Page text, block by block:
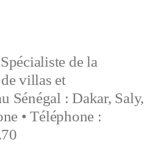
Spécialiste de la
villas et
Sénégal : Dakar, Saly,
• Téléphone :